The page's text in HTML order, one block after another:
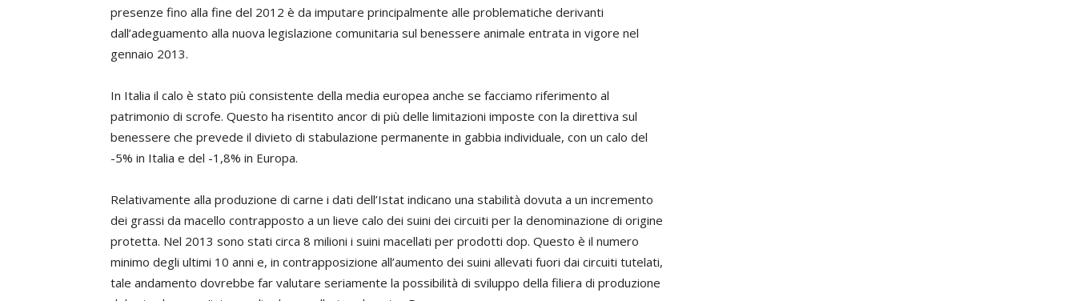
presenze fino alla fine del 2012 è da imputare principalmente alle problematiche derivanti
dall’adeguamento alla nuova legislazione comunitaria sul benessere animale entrata in vigore nel
gennaio 2013.
In Italia il calo è stato più consistente della media europea anche se facciamo riferimento al
patrimonio di scrofe. Questo ha risentito ancor di più delle limitazioni imposte con la direttiva sul
benessere che prevede il divieto di stabulazione permanente in gabbia individuale, con un calo del
-5% in Italia e del -1,8% in Europa.
Relativamente alla produzione di carne i dati dell’Istat indicano una stabilità dovuta a un incremento
dei grassi da macello contrapposto a un lieve calo dei suini dei circuiti per la denominazione di origine
protetta. Nel 2013 sono stati circa 8 milioni i suini macellati per prodotti dop. Questo è il numero
minimo degli ultimi 10 anni e, in contrapposizione all’aumento dei suini allevati fuori dai circuiti tutelati,
tale andamento dovrebbe far valutare seriamente la possibilità di sviluppo della filiera di produzione